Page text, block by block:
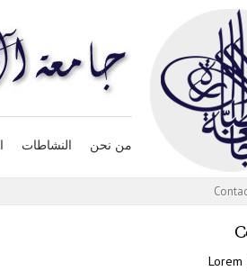
من نحن النشاطات
Lorem